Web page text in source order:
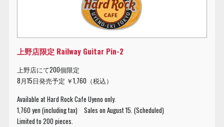
上野店限定 Railway Guitar Pin-2
上野店にて200個限定
8月15日発売予定 ￥1,760（税込）
Available at Hard Rock Cafe Uyeno only.
1,760 yen (including tax) Sales on August 15. (Scheduled)
Limited to 200 pieces.